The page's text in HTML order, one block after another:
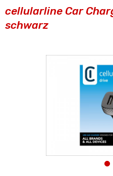
cellularline Car
schwarz